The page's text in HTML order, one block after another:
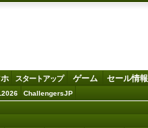
スタートアップ ゲーム セール情報
ChallengersJP